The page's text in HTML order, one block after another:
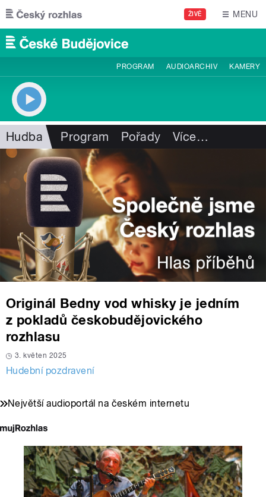
Přejít k hlavnímu obsahu
ŽIVĚ MENU
PROGRAM AUDIOARCHIV KAMERY
Hudba Program Pořady Více…
Originál Bedny vod whisky je jedním
z pokladů českobudějovického
rozhlasu
3. květen 2025
Hudební pozdravení
Největší audioportál na českém internetu